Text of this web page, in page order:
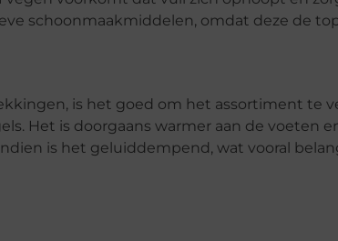
schoonmaakmiddelen, omdat deze de
is het goed om het assortiment te
Het is doorgaans warmer aan de voeten
is het geluiddempend, wat vooral